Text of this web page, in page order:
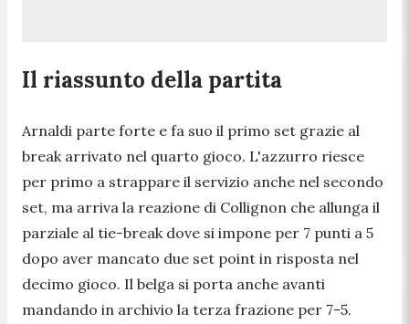
Il riassunto della partita
Arnaldi parte forte e fa suo il primo set grazie al
break arrivato nel quarto gioco. L'azzurro riesce
per primo a strappare il servizio anche nel secondo
set, ma arriva la reazione di Collignon che allunga il
parziale al tie-break dove si impone per 7 punti a 5
dopo aver mancato due set point in risposta nel
decimo gioco. Il belga si porta anche avanti
mandando in archivio la terza frazione per 7-5.